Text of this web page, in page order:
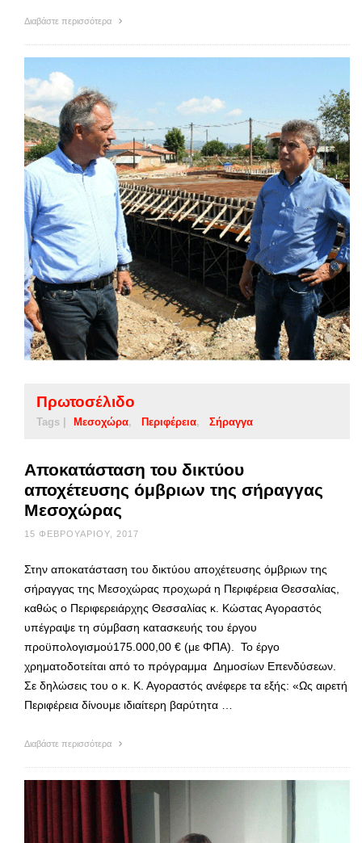
Διαβάστε περισσότερα
Πρωτοσέλιδο
Tags | Μεσοχώρα Περιφέρεια Σήραγγα
Αποκατάσταση του δικτύου
αποχέτευσης όμβριων της σήραγγας
Μεσοχώρας
15 ΦΕΒΡΟΥΑΡΊΟΥ, 2017
Στην αποκατάσταση του δικτύου αποχέτευσης όμβριων της
σήραγγας της Μεσοχώρας προχωρά η Περιφέρεια Θεσσαλίας,
καθώς ο Περιφερειάρχης Θεσσαλίας κ. Κώστας Αγοραστός
υπέγραψε τη σύμβαση κατασκευής του έργου
προϋπολογισμού175.000,00 € (με ΦΠΑ). Το έργο
χρηματοδοτείται από το πρόγραμμα Δημοσίων Επενδύσεων.
Σε δηλώσεις του ο κ. Κ. Αγοραστός ανέφερε τα εξής: «Ως αιρετή
Περιφέρεια δίνουμε ιδιαίτερη βαρύτητα …
Διαβάστε περισσότερα